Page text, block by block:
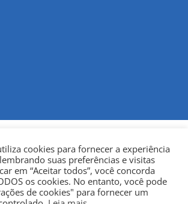
Fundação Municipal Centro Universitário
cookies para fornecer a experiência
suas preferências e visitas
em “Aceitar todos”, você concorda
os cookies. No entanto, você pode
de cookies" para fornecer um